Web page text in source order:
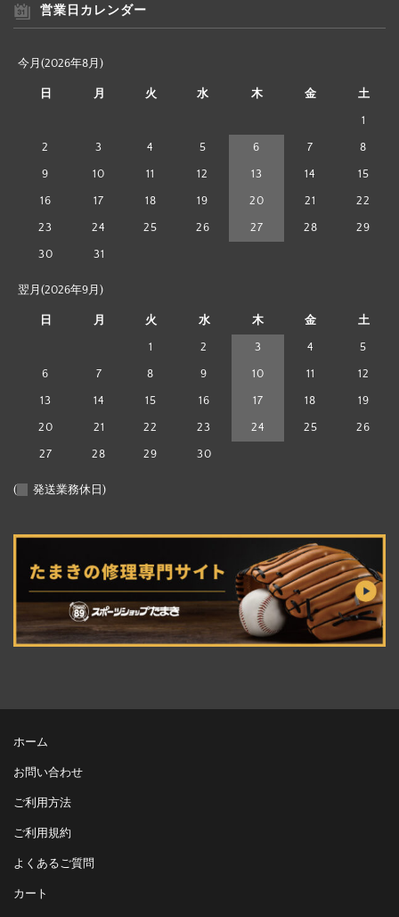
営業日カレンダー
今月(2026年8月)
日 月 火 水 木 金 土
1
2 3 4 5 6 7 8
9 10 11 12 13 14 15
16 17 18 19 20 21 22
23 24 25 26 27 28 29
30 31
翌月(2026年9月)
日 月 火 水 木 金 土
1 2 3 4 5
6 7 8 9 10 11 12
13 14 15 16 17 18 19
20 21 22 23 24 25 26
27 28 29 30
( 発送業務休日)
ホーム
お問い合わせ
ご利用方法
ご利用規約
よくあるご質問
カート